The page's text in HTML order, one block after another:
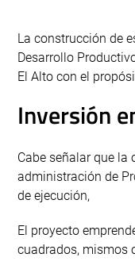
La construcción de
Desarrollo
El Alto con el
Inversión
Cabe señalar que
administración de
de ejecución,
El proyecto
cuadrados, mismos